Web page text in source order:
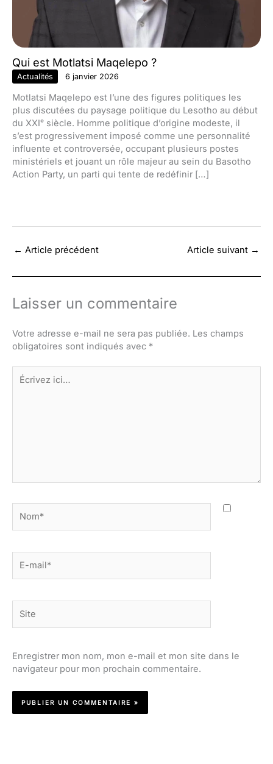
Qui est Motlatsi Maqelepo ?
Actualités 6 janvier 2026
Motlatsi Maqelepo est l’une des figures politiques les
plus discutées du paysage politique du Lesotho au début
du XXIᵉ siècle. Homme politique d’origine modeste, il
s’est progressivement imposé comme une personnalité
influente et controversée, occupant plusieurs postes
ministériels et jouant un rôle majeur au sein du Basotho
Action Party, un parti qui tente de redéfinir […]
← Article précédent Article suivant →
Laisser un commentaire
Votre adresse e-mail ne sera pas publiée. Les champs
obligatoires sont indiqués avec *
Écrivez
ici…
mail*
Enregistrer mon nom, mon e-mail et mon site dans le
navigateur pour mon prochain commentaire.